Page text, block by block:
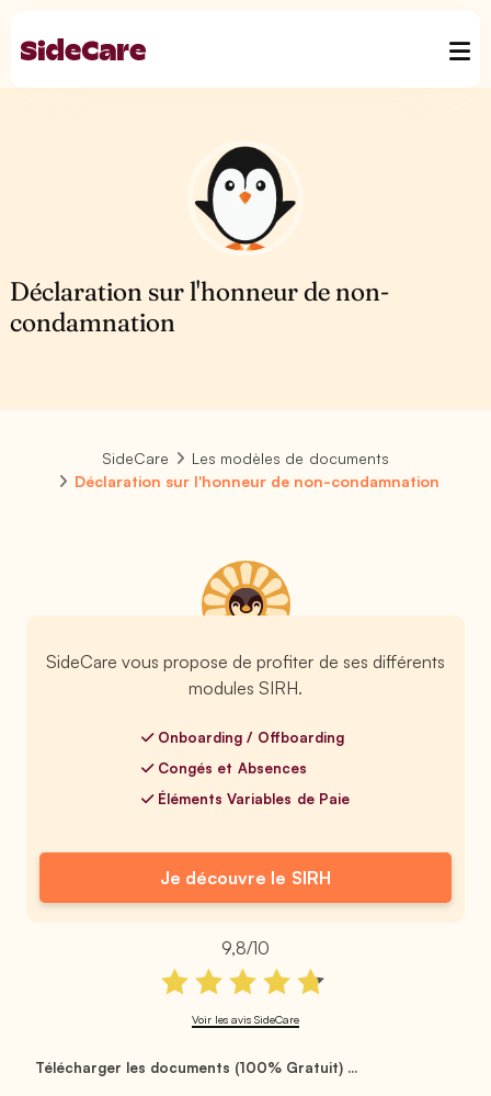
Déclaration sur l'honneur de non-
condamnation
SideCare
Les modèles de documents
Déclaration sur l'honneur de non-condamnation
SideCare vous propose de profiter de ses différents
modules SIRH.
Onboarding / Offboarding
Congés et Absences
Éléments Variables de Paie
Je découvre le SIRH
9,8/10
Voir les avis SideCare
Télécharger les documents (100% Gratuit) ...